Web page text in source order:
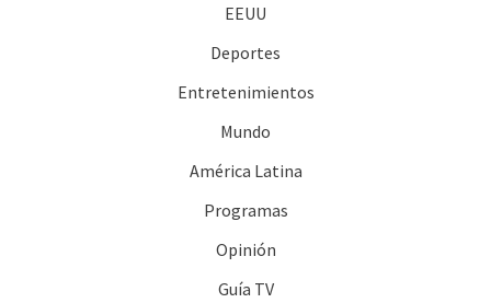
EEUU
Deportes
Entretenimientos
Mundo
América Latina
Programas
Opinión
Guía TV